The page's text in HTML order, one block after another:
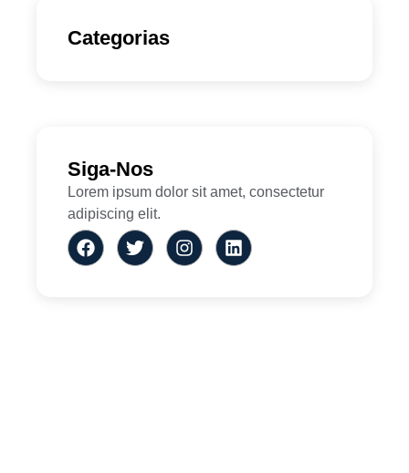
Categorias
Siga-Nos
Lorem ipsum dolor sit amet, consectetur
adipiscing elit.